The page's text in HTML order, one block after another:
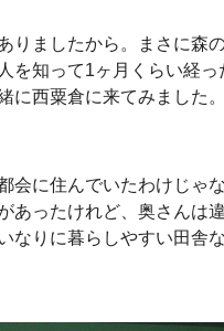
りましたから。まさに森
を知って1ヶ月くらい経っ
に西粟倉に来てみました
会に住んでいたわけじゃ
あったけれど、奥さんは
なりに暮らしやすい田舎